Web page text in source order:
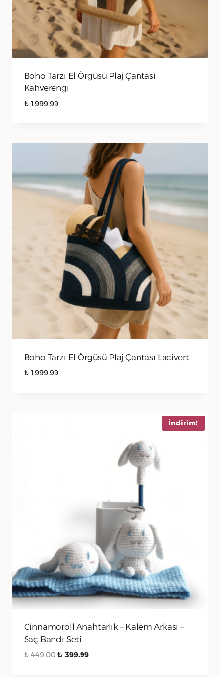
Boho Tarzı El Örgüsü Plaj Çantası
Kahverengi
₺1,999.99
Boho Tarzı El Örgüsü Plaj Çantası Lacivert
₺1,999.99
İndirim!
Cinnamoroll Anahtarlık – Kalem Arkası –
Saç Bandı Seti
₺449.00 Orijinal
₺399.99Şu